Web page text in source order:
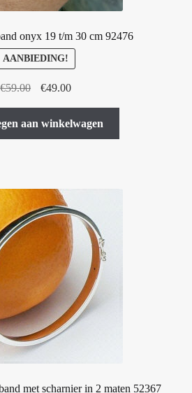
onyx 19 t/m 30 cm 92476
AANBIEDING!
€59.00
Oorspronkelijke
was:
€59.00.
€49.00Huidige
is:
€49.00.
aan winkelwagen
met scharnier in 2 maten 52367